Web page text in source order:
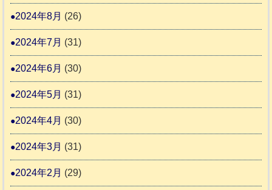
2024年8月 (26)
2024年7月 (31)
2024年6月 (30)
2024年5月 (31)
2024年4月 (30)
2024年3月 (31)
2024年2月 (29)